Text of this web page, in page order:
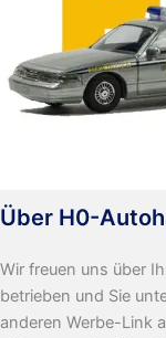
Über H0-
Wir freuen uns über
betrieben und Sie
anderen Werbe-Link